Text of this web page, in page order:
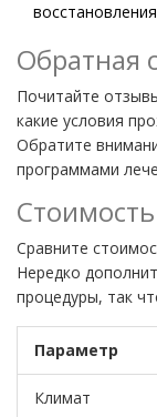
Обратная
Почитайте
какие условия
Обратите
программами
Стоимость
Сравните
Нередко
процедуры, так
Параметр
Климат